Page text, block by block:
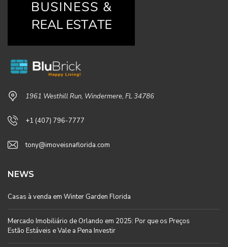
1961 Westhill Run, Windermere, FL 34786
+1 (407) 796-7777
tony@imoveisnaflorida.com
NEWS
Casas à venda em Winter Garden Florida
Mercado Imobiliário de Orlando em 2025: Por que os Preços
Estão Estáveis e Vale a Pena Investir